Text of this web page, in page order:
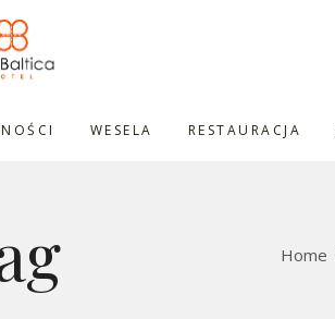
WESELA RESTAURACJA
Home